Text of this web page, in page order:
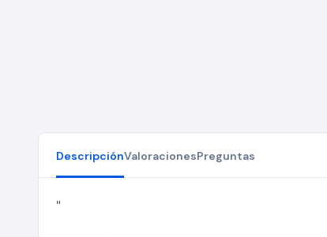
DescripciónValoracionesPreguntas
"